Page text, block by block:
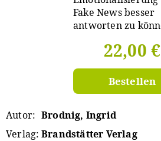
Autor
Brodnig, Ingrid
Verlag Brandstätter Verlag
22,00 €
Bestellen